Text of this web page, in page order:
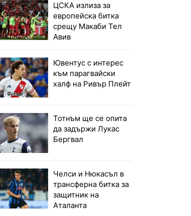
ЦСКА излиза за
европейска битка
срещу Макаби Тел
Авив
Ювентус с интерес
към парагвайски
халф на Ривър Плейт
Тотнъм ще се опита
да задържи Лукас
Бергвал
Челси и Нюкасъл в
трансферна битка за
защитник на
Аталанта